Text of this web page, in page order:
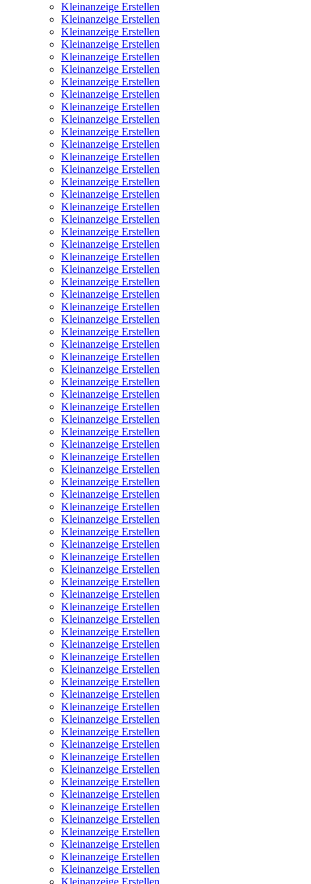
Kleinanzeige Erstellen
Kleinanzeige Erstellen
Kleinanzeige Erstellen
Kleinanzeige Erstellen
Kleinanzeige Erstellen
Kleinanzeige Erstellen
Kleinanzeige Erstellen
Kleinanzeige Erstellen
Kleinanzeige Erstellen
Kleinanzeige Erstellen
Kleinanzeige Erstellen
Kleinanzeige Erstellen
Kleinanzeige Erstellen
Kleinanzeige Erstellen
Kleinanzeige Erstellen
Kleinanzeige Erstellen
Kleinanzeige Erstellen
Kleinanzeige Erstellen
Kleinanzeige Erstellen
Kleinanzeige Erstellen
Kleinanzeige Erstellen
Kleinanzeige Erstellen
Kleinanzeige Erstellen
Kleinanzeige Erstellen
Kleinanzeige Erstellen
Kleinanzeige Erstellen
Kleinanzeige Erstellen
Kleinanzeige Erstellen
Kleinanzeige Erstellen
Kleinanzeige Erstellen
Kleinanzeige Erstellen
Kleinanzeige Erstellen
Kleinanzeige Erstellen
Kleinanzeige Erstellen
Kleinanzeige Erstellen
Kleinanzeige Erstellen
Kleinanzeige Erstellen
Kleinanzeige Erstellen
Kleinanzeige Erstellen
Kleinanzeige Erstellen
Kleinanzeige Erstellen
Kleinanzeige Erstellen
Kleinanzeige Erstellen
Kleinanzeige Erstellen
Kleinanzeige Erstellen
Kleinanzeige Erstellen
Kleinanzeige Erstellen
Kleinanzeige Erstellen
Kleinanzeige Erstellen
Kleinanzeige Erstellen
Kleinanzeige Erstellen
Kleinanzeige Erstellen
Kleinanzeige Erstellen
Kleinanzeige Erstellen
Kleinanzeige Erstellen
Kleinanzeige Erstellen
Kleinanzeige Erstellen
Kleinanzeige Erstellen
Kleinanzeige Erstellen
Kleinanzeige Erstellen
Kleinanzeige Erstellen
Kleinanzeige Erstellen
Kleinanzeige Erstellen
Kleinanzeige Erstellen
Kleinanzeige Erstellen
Kleinanzeige Erstellen
Kleinanzeige Erstellen
Kleinanzeige Erstellen
Kleinanzeige Erstellen
Kleinanzeige Erstellen
Kleinanzeige Erstellen